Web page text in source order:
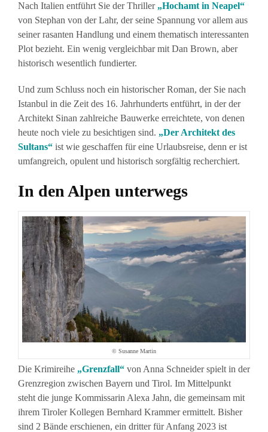
Nach Italien entführt Sie der Thriller „Hochamt in Neapel“
von Stephan von der Lahr, der seine Spannung vor allem aus
seiner rasanten Handlung und einem thematisch interessanten
Plot bezieht. Ein wenig vergleichbar mit Dan Brown, aber
historisch wesentlich fundierter.
Und zum Schluss noch ein historischer Roman, der Sie nach
Istanbul in die Zeit des 16. Jahrhunderts entführt, in der der
Architekt Sinan zahlreiche Bauwerke erreichtete, von denen
heute noch viele zu besichtigen sind. „Der Architekt des
Sultans“ ist wie geschaffen für eine Urlaubsreise, denn er ist
umfangreich, opulent und historisch sorgfältig recherchiert.
In den Alpen unterwegs
© Susanne Martin
Die Krimireihe „Grenzfall“ von Anna Schneider spielt in der
Grenzregion zwischen Bayern und Tirol. Im Mittelpunkt
steht die junge Kommissarin Alexa Jahn, die gemeinsam mit
ihrem Tiroler Kollegen Bernhard Krammer ermittelt. Bisher
sind 2 Bände erschienen, ein dritter für Anfang 2023 ist